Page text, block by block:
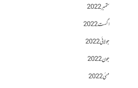
ستمبر 2022
اگست 2022
جولائی 2022
جون 2022
مئی 2022